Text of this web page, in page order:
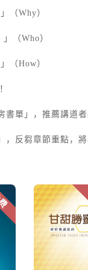
（Why）
」（Who）
（How）
書單」，推薦講道
反芻章節重點，將